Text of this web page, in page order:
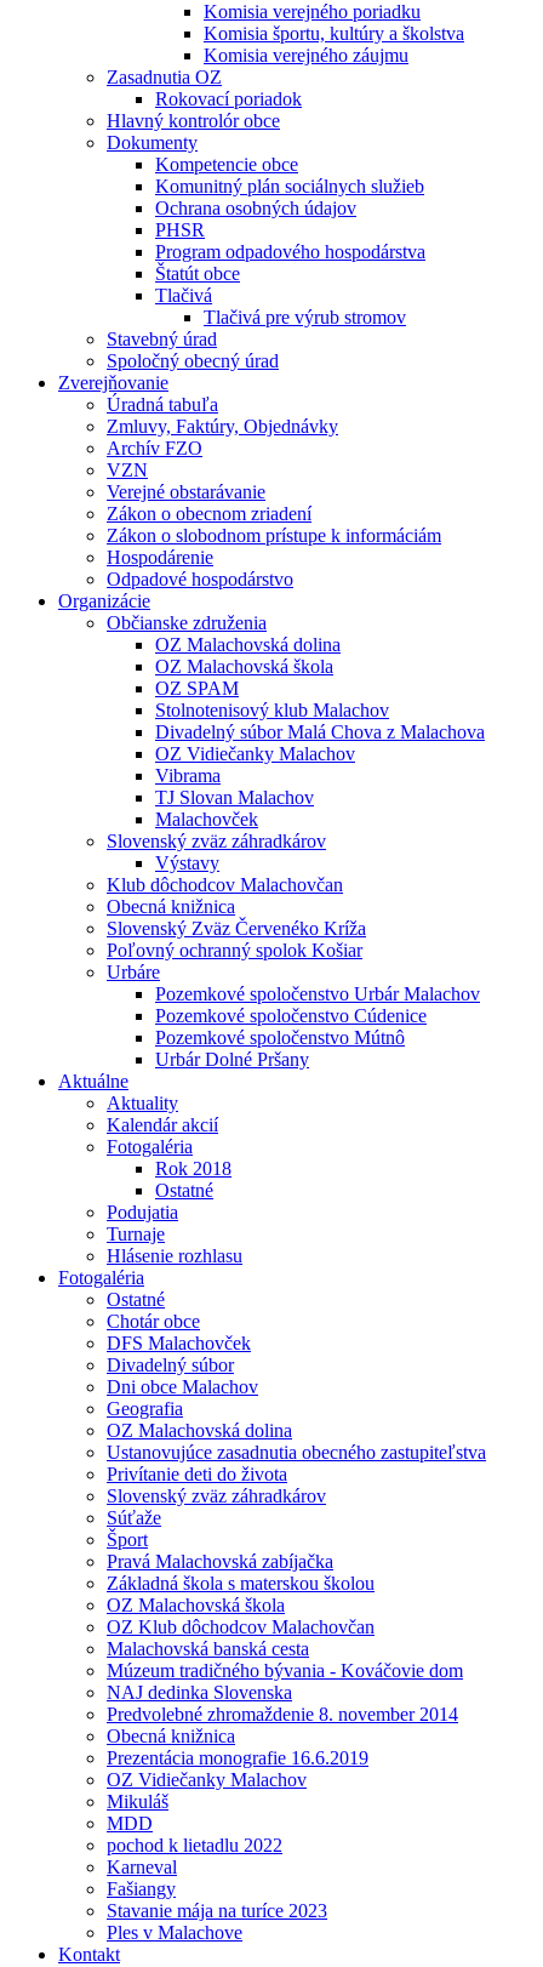
Komisia verejného poriadku
Komisia športu, kultúry a školstva
Komisia verejného záujmu
Zasadnutia OZ
Rokovací poriadok
Hlavný kontrolór obce
Dokumenty
Kompetencie obce
Komunitný plán sociálnych služieb
Ochrana osobných údajov
PHSR
Program odpadového hospodárstva
Štatút obce
Tlačivá
Tlačivá pre výrub stromov
Stavebný úrad
Spoločný obecný úrad
Zverejňovanie
Úradná tabuľa
Zmluvy, Faktúry, Objednávky
Archív FZO
VZN
Verejné obstarávanie
Zákon o obecnom zriadení
Zákon o slobodnom prístupe k informáciám
Hospodárenie
Odpadové hospodárstvo
Organizácie
Občianske združenia
OZ Malachovská dolina
OZ Malachovská škola
OZ SPAM
Stolnotenisový klub Malachov
Divadelný súbor Malá Chova z Malachova
OZ Vidiečanky Malachov
Vibrama
TJ Slovan Malachov
Malachovček
Slovenský zväz záhradkárov
Výstavy
Klub dôchodcov Malachovčan
Obecná knižnica
Slovenský Zväz Červenéko Kríža
Poľovný ochranný spolok Košiar
Urbáre
Pozemkové spoločenstvo Urbár Malachov
Pozemkové spoločenstvo Cúdenice
Pozemkové spoločenstvo Mútnô
Urbár Dolné Pršany
Aktuálne
Aktuality
Kalendár akcií
Fotogaléria
Rok 2018
Ostatné
Podujatia
Turnaje
Hlásenie rozhlasu
Fotogaléria
Ostatné
Chotár obce
DFS Malachovček
Divadelný súbor
Dni obce Malachov
Geografia
OZ Malachovská dolina
Ustanovujúce zasadnutia obecného zastupiteľstva
Privítanie deti do života
Slovenský zväz záhradkárov
Súťaže
Šport
Pravá Malachovská zabíjačka
Základná škola s materskou školou
OZ Malachovská škola
OZ Klub dôchodcov Malachovčan
Malachovská banská cesta
Múzeum tradičného bývania - Kováčovie dom
NAJ dedinka Slovenska
Predvolebné zhromaždenie 8. november 2014
Obecná knižnica
Prezentácia monografie 16.6.2019
OZ Vidiečanky Malachov
Mikuláš
MDD
pochod k lietadlu 2022
Karneval
Fašiangy
Stavanie mája na turíce 2023
Ples v Malachove
Kontakt